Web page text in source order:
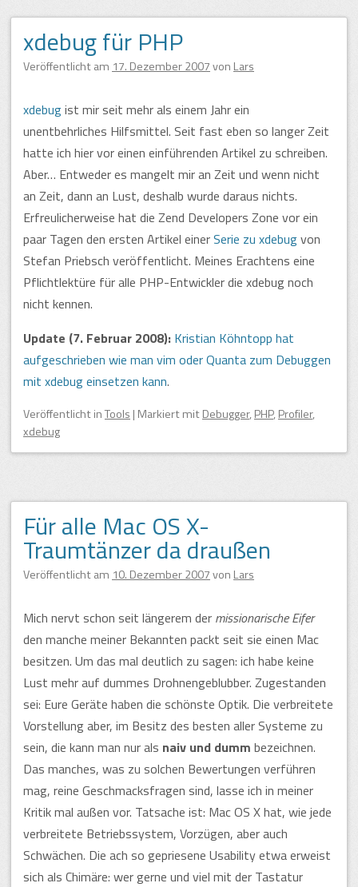
xdebug für PHP
Veröffentlicht am 17. Dezember 2007von Lars
xdebugist mir seit mehr als einem Jahr ein
unentbehrliches Hilfsmittel. Seit fast eben so langer Zeit
hatte ich hier vor einen einführenden Artikel zu schreiben.
Aber… Entweder es mangelt mir an Zeit und wenn nicht
an Zeit, dann an Lust, deshalb wurde daraus nichts.
Erfreulicherweise hat die Zend Developers Zone vor ein
paar Tagen den ersten Artikel einerSerie zu xdebugvon
Stefan Priebsch veröffentlicht. Meines Erachtens eine
Pflichtlektüre für alle PHP-Entwickler die xdebug noch
nicht kennen.
Update (7. Februar 2008): Kristian Köhntopp hat
aufgeschrieben wie man vim oder Quanta zum Debuggen
mit xdebug einsetzen kann.
VeröffentlichtinTools | Markiert mitDebugger,PHP,Profiler,
xdebug
Für alle Mac OS X-
Traumtänzer da draußen
Veröffentlicht am 10. Dezember 2007von Lars
Mich nervt schon seit längerem der missionarische Eifer
den manche meiner Bekannten packt seit sie einen Mac
besitzen. Um das mal deutlich zu sagen: ich habe keine
Lust mehr auf dummes Drohnengeblubber. Zugestanden
sei: Eure Geräte haben die schönste Optik. Die verbreitete
Vorstellung aber, im Besitz des besten aller Systeme zu
sein, die kann man nur als naiv und dumm bezeichnen.
Das manches, was zu solchen Bewertungen verführen
mag, reine Geschmacksfragen sind, lasse ich in meiner
Kritik mal außen vor. Tatsache ist: Mac OS X hat, wie jede
verbreitete Betriebssystem, Vorzügen, aber auch
Schwächen. Die ach so gepriesene Usability etwa erweist
sich als Chimäre: wer gerne und viel mit der Tastatur